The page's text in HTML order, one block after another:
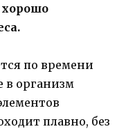
хорошо
по времени
в организм
плавно, без